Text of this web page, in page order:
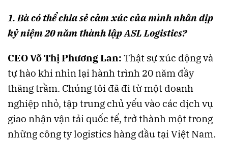
1. Bà có thể chia sẻ cảm xúc của mình nhân dịp
kỷ niệm 20 năm thành lập ASL Logistics?
CEO Võ Thị Phương Lan: Thật sự xúc động và
tự hào khi nhìn lại hành trình 20 năm đầy
thăng trầm. Chúng tôi đã đi từ một doanh
nghiệp nhỏ, tập trung chủ yếu vào các dịch vụ
giao nhận vận tải quốc tế, trở thành một trong
những công ty logistics hàng đầu tại Việt Nam.